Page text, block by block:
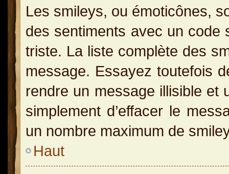
Les smileys, ou émoticônes,
des sentiments avec un code
triste. La liste complète des
message. Essayez toutefois
rendre un message illisible et
simplement d’effacer le
un nombre maximum de
Haut